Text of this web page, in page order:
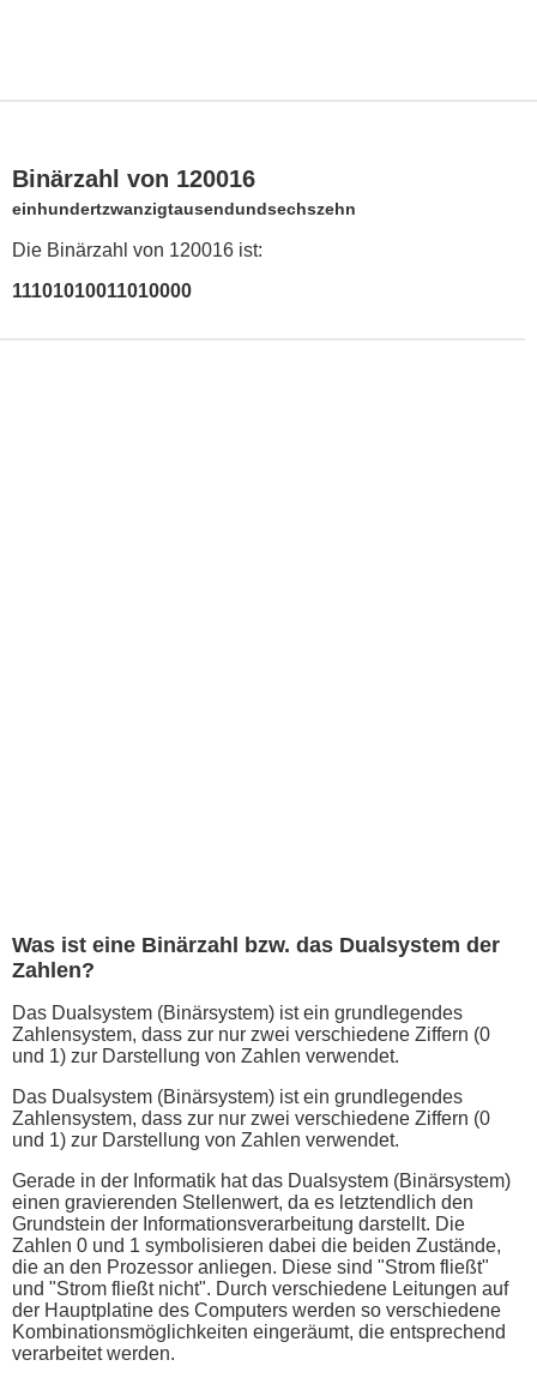
Binärzahl von 120016
einhundertzwanzigtausendundsechszehn
Die Binärzahl von 120016 ist:
11101010011010000
Was ist eine Binärzahl bzw. das Dualsystem der
Zahlen?
Das Dualsystem (Binärsystem) ist ein grundlegendes
Zahlensystem, dass zur nur zwei verschiedene Ziffern (0
und 1) zur Darstellung von Zahlen verwendet.
Das Dualsystem (Binärsystem) ist ein grundlegendes
Zahlensystem, dass zur nur zwei verschiedene Ziffern (0
und 1) zur Darstellung von Zahlen verwendet.
Gerade in der Informatik hat das Dualsystem (Binärsystem)
einen gravierenden Stellenwert, da es letztendlich den
Grundstein der Informationsverarbeitung darstellt. Die
Zahlen 0 und 1 symbolisieren dabei die beiden Zustände,
die an den Prozessor anliegen. Diese sind "Strom fließt"
und "Strom fließt nicht". Durch verschiedene Leitungen auf
der Hauptplatine des Computers werden so verschiedene
Kombinationsmöglichkeiten eingeräumt, die entsprechend
verarbeitet werden.